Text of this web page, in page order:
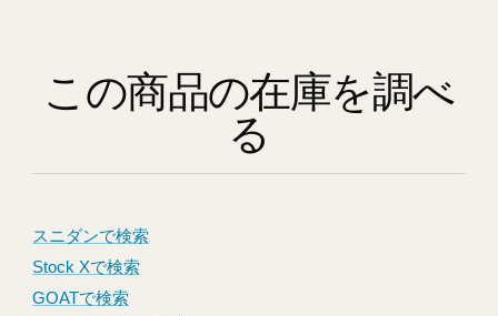
この商品の在庫を調べ
る
スニダンで検索
Stock Xで検索
GOATで検索